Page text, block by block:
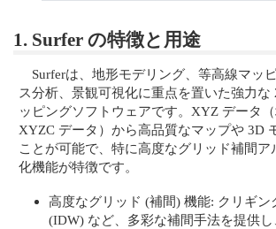
1. Surfer の特徴と用途
Surferは、地形モデリング、等高線マッ
ス分析、景観可視化に重点を置いた強力な
ッピングソフトウェアです。XYZ データ
XYZC データ）から高品質なマップや 3D
ことが可能で、特に高度なグリッド補間ア
化機能が特徴です。
高度なグリッド (補間) 機能: クリギン
(IDW) など、多彩な補間手法を提供